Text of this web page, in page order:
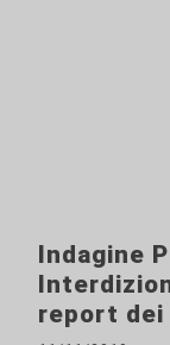
Indagine
report